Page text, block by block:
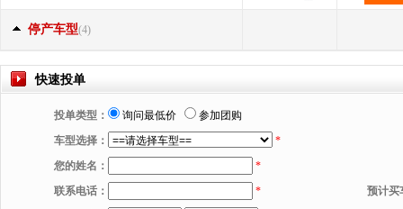
停产车型(4)
快速投单
投单类型： 询问最低价
参加团购
车型选择：
*
您的姓名：
*
联系电话：
*
预计买